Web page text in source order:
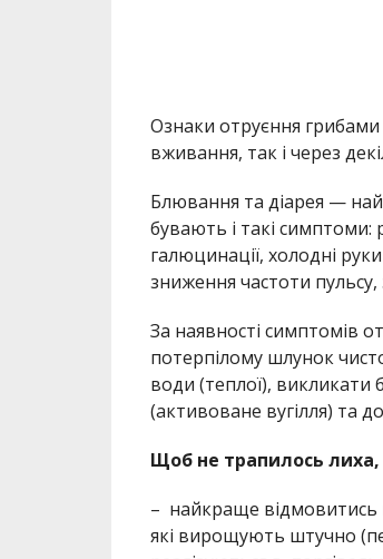
Ознаки отруєння грибами
вживання, так і через
Блювання та діарея —
бувають і такі симптоми:
галюцинації, холодні
зниження частоти
За наявності симптомів
потерпілому шлунок
води (теплої), викликати
(активоване вугілля) та
Щоб не трапилось лиха,
– найкраще відмовитись
які вирощують штучно